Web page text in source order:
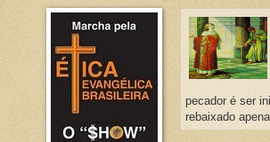
pecador é ser
rebaixado